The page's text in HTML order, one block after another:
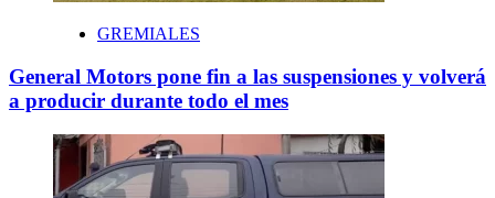
GREMIALES
General Motors pone fin a las suspensiones y volverá
a producir durante todo el mes